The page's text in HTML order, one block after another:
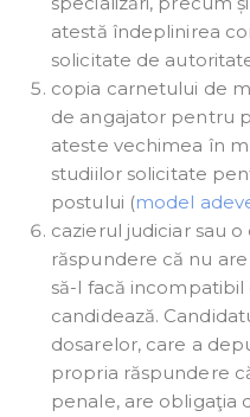
atestă îndeplinirea
solicitate de
copia carnetului de
de angajator pentru
ateste vechimea în
studiilor solicitate
postului (model
cazierul judiciar sau
răspundere că nu
să-l facă
candidează.
dosarelor, care a
propria răspundere
penale, are obligaţia